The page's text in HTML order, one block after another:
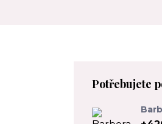
Potřebujete